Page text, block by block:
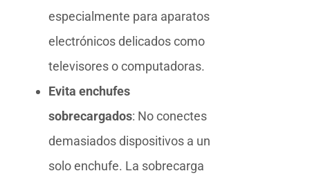
especialmente para aparatos
electrónicos delicados como
televisores o computadoras.
Evita enchufes
sobrecargados: No conectes
demasiados dispositivos a un
solo enchufe. La sobrecarga